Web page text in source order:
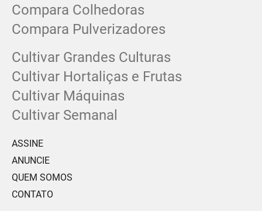
Compara Colhedoras
Compara Pulverizadores
Cultivar Grandes Culturas
Cultivar Hortaliças e Frutas
Cultivar Máquinas
Cultivar Semanal
ASSINE
ANUNCIE
QUEM SOMOS
CONTATO